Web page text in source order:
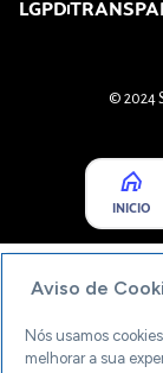
LGPD
© 2024
INICIO
Aviso de
Nós usamos
melhorar a sua